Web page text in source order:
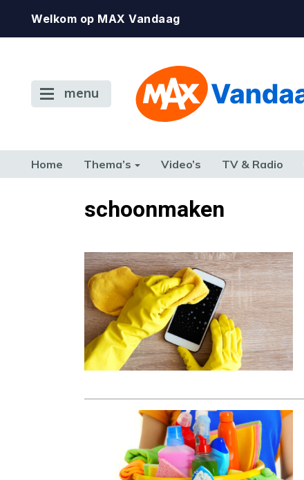
Welkom op MAX Vandaag
menu
Home Thema’s Video’s TV & Radio
TERUG NAAR TOENschoonmaken